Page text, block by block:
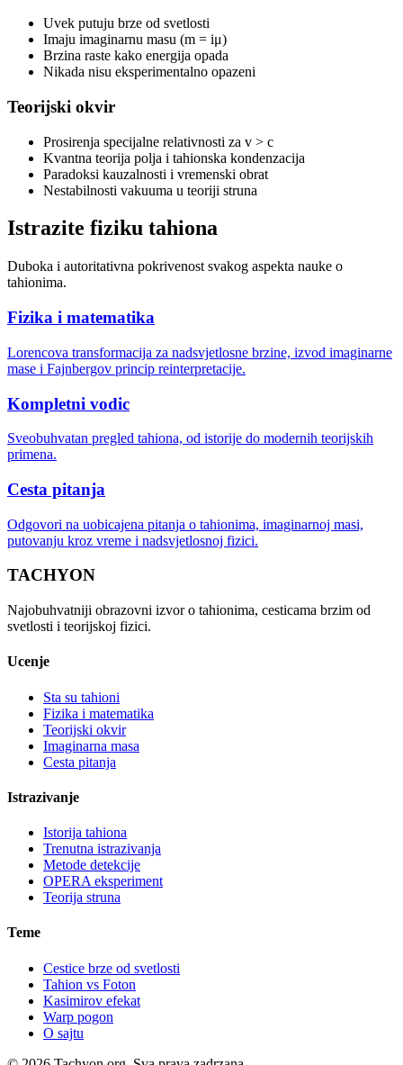
Uvek putuju brze od svetlosti
Imaju imaginarnu masu (m = iμ)
Brzina raste kako energija opada
Nikada nisu eksperimentalno opazeni
Teorijski okvir
Prosirenja specijalne relativnosti za v > c
Kvantna teorija polja i tahionska kondenzacija
Paradoksi kauzalnosti i vremenski obrat
Nestabilnosti vakuuma u teoriji struna
Istrazite fiziku tahiona
Duboka i autoritativna pokrivenost svakog aspekta nauke o
tahionima.
Fizika i matematika
Lorencova transformacija za nadsvjetlosne brzine, izvod imaginarne
mase i Fajnbergov princip reinterpretacije.
Kompletni vodic
Sveobuhvatan pregled tahiona, od istorije do modernih teorijskih
primena.
Cesta pitanja
Odgovori na uobicajena pitanja o tahionima, imaginarnoj masi,
putovanju kroz vreme i nadsvjetlosnoj fizici.
TACHYON
Najobuhvatniji obrazovni izvor o tahionima, cesticama brzim od
svetlosti i teorijskoj fizici.
Ucenje
Sta su tahioni
Fizika i matematika
Teorijski okvir
Imaginarna masa
Cesta pitanja
Istrazivanje
Istorija tahiona
Trenutna istrazivanja
Metode detekcije
OPERA eksperiment
Teorija struna
Teme
Cestice brze od svetlosti
Tahion vs Foton
Kasimirov efekat
Warp pogon
O sajtu